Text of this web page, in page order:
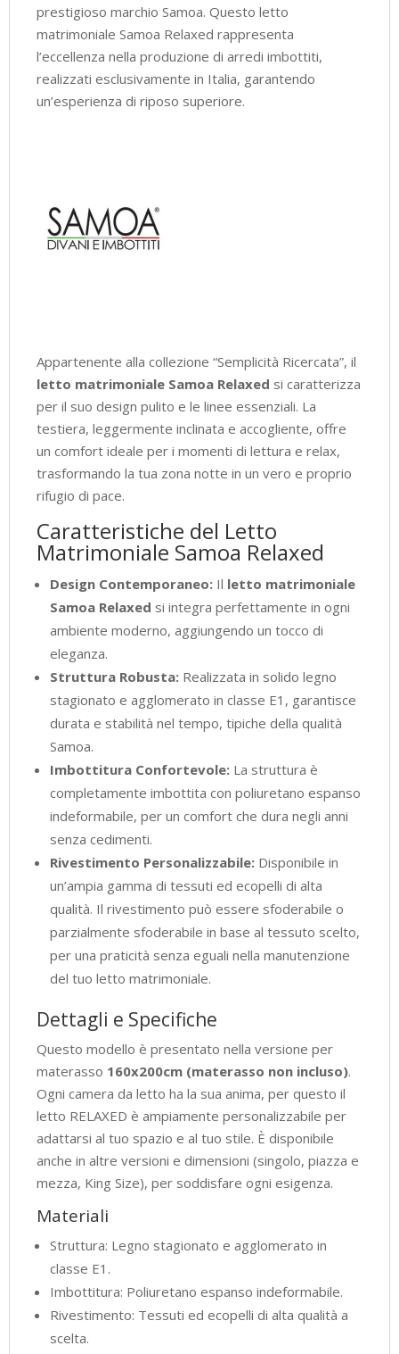
prestigioso marchio Samoa. Questo letto
matrimoniale Samoa Relaxed rappresenta
l’eccellenza nella produzione di arredi imbottiti,
realizzati esclusivamente in Italia, garantendo
un’esperienza di riposo superiore.
Appartenente alla collezione “Semplicità Ricercata”, il
letto matrimoniale Samoa Relaxed si caratterizza
per il suo design pulito e le linee essenziali. La
testiera, leggermente inclinata e accogliente, offre
un comfort ideale per i momenti di lettura e relax,
trasformando la tua zona notte in un vero e proprio
rifugio di pace.
Caratteristiche del Letto
Matrimoniale Samoa Relaxed
Design Contemporaneo: Il letto matrimoniale
Samoa Relaxed si integra perfettamente in ogni
ambiente moderno, aggiungendo un tocco di
eleganza.
Struttura Robusta: Realizzata in solido legno
stagionato e agglomerato in classe E1, garantisce
durata e stabilità nel tempo, tipiche della qualità
Samoa.
Imbottitura Confortevole: La struttura è
completamente imbottita con poliuretano espanso
indeformabile, per un comfort che dura negli anni
senza cedimenti.
Rivestimento Personalizzabile: Disponibile in
un’ampia gamma di tessuti ed ecopelli di alta
qualità. Il rivestimento può essere sfoderabile o
parzialmente sfoderabile in base al tessuto scelto,
per una praticità senza eguali nella manutenzione
del tuo letto matrimoniale.
Dettagli e Specifiche
Questo modello è presentato nella versione per
materasso 160x200cm (materasso non incluso).
Ogni camera da letto ha la sua anima, per questo il
letto RELAXED è ampiamente personalizzabile per
adattarsi al tuo spazio e al tuo stile. È disponibile
anche in altre versioni e dimensioni (singolo, piazza e
mezza, King Size), per soddisfare ogni esigenza.
Materiali
Struttura: Legno stagionato e agglomerato in
classe E1.
Imbottitura: Poliuretano espanso indeformabile.
Rivestimento: Tessuti ed ecopelli di alta qualità a
scelta.